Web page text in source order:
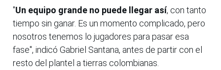
"Un equipo grande no puede llegar así, con tanto
tiempo sin ganar. Es un momento complicado, pero
nosotros tenemos lo jugadores para pasar esa
fase", indicó Gabriel Santana, antes de partir con el
resto del plantel a tierras colombianas.